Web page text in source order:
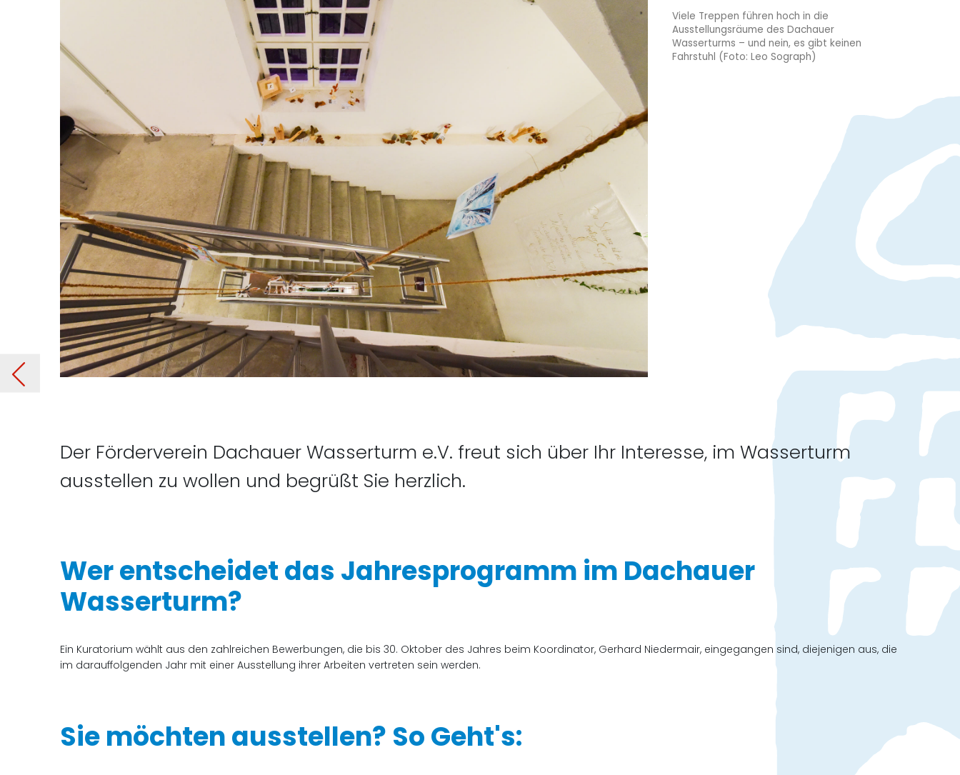
Viele Treppen führen hoch in die
Ausstellungsräume des Dachauer
Wasserturms – und nein, es gibt keinen
Fahrstuhl (Foto: Leo Sograph)
Der Förderverein Dachauer Wasserturm e.V. freut sich über Ihr Interesse, im Wasserturm
ausstellen zu wollen und begrüßt Sie herzlich.
Wer entscheidet das Jahresprogramm im Dachauer
Wasserturm?
Ein Kuratorium wählt aus den zahlreichen Bewerbungen, die bis 30. Oktober des Jahres beim Koordinator, Gerhard Niedermair, eingegangen sind, diejenigen aus, die
im darauffolgenden Jahr mit einer Ausstellung ihrer Arbeiten vertreten sein werden.
Sie möchten ausstellen? So Geht's: